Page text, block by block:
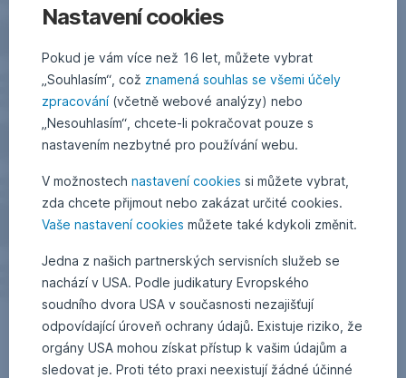
Nastavení cookies
Pokud je vám více než 16 let, můžete vybrat
„Souhlasím“, což znamená souhlas se všemi účely
zpracování(včetně webové analýzy) nebo
„Nesouhlasím“, chcete-li pokračovat pouze s
nastavením nezbytné pro používání webu.
V možnostech nastavení cookies si můžete vybrat,
zda chcete přijmout nebo zakázat určité cookies.
Vaše nastavení cookies můžete také kdykoli změnit.
Jedna z našich partnerských servisních služeb se
nachází v USA. Podle judikatury Evropského
soudního dvora USA v současnosti nezajišťují
odpovídající úroveň ochrany údajů. Existuje riziko, že
orgány USA mohou získat přístup k vašim údajům a
sledovat je. Proti této praxi neexistují žádné účinné